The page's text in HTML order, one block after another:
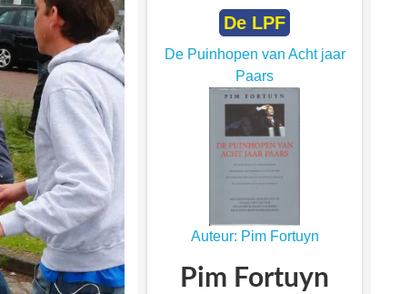
De LPF
De Puinhopen van Acht jaar
Paars
Auteur: Pim Fortuyn
Pim Fortuyn